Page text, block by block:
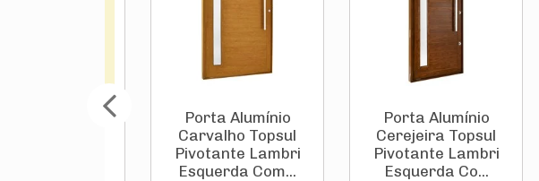
Porta Alumínio
Carvalho Topsul
Pivotante Lambri
Esquerda Com...
Porta Alumínio
Cerejeira Topsul
Pivotante Lambri
Esquerda Co...